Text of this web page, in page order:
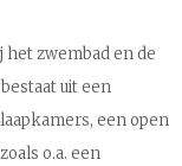
zwembad en de
uit een
een open
o.a. een